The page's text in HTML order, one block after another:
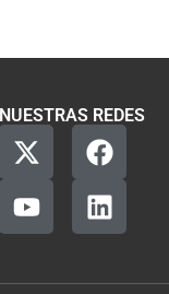
NUESTRAS REDES